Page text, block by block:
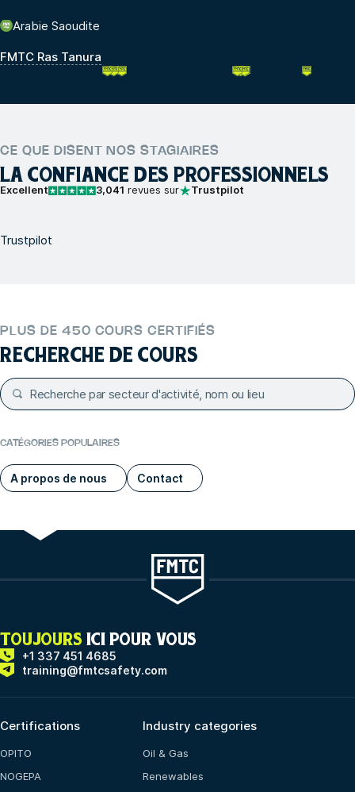
Arabie Saoudite
FMTC Ras Tanura
CE QUE DISENT NOS STAGIAIRES
LA CONFIANCE DES PROFESSIONNELS
Excellent 3,041 revues sur Trustpilot
Trustpilot
PLUS DE 450 COURS CERTIFIÉS
RECHERCHE DE COURS
CATÉGORIES POPULAIRES
A propos de nous Contact
TOUJOURS ICI POUR VOUS
+1 337 451 4685
training@fmtcsafety.com
Certifications
OPITO
NOGEPA
Industry categories
Oil & Gas
Renewables